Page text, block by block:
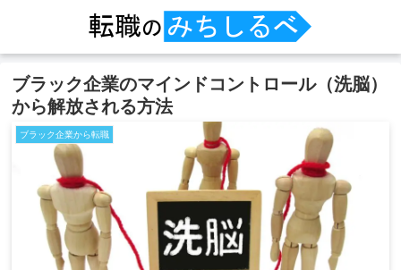
ブラック企業のマインドコントロール（洗脳）
から解放される方法
ブラック企業から転職